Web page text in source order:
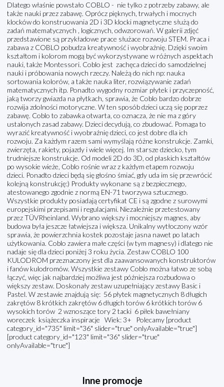
Dlatego właśnie powstało COBLO - nie tylko z potrzeby zabawy, ale
także nauki przez zabawę. Oprócz pięknych, trwałych i mocnych
klocków do konstruowania 2D i 3D klocki magnetyczne służą do
zadań matematycznych , logicznych, odwzorowań. W galerii zdjęć
przedstawione są przykładowe prace służace rozwoju STEM. Praca i
zabawa z COBLO pobudza kreatywność i wyobraźnię. Dzięki swoim
kształtom i kolorom mogą być wykorzystywane w różnych aspektach
nauki, także Montessori. Coblo jest zachęca dzieci do samodzielnej
nauki i próbowania nowych rzeczy. Należą do nich np: nauka
sortowania kolorów, a także nauka liter, rozwiązywanie zadań
matematycznych itp. Ponadto wygodny rozmiar płytek i przyczepność,
jaką tworzy gwiazda na płytkach, sprawia, że Coblo bardzo dobrze
rozwija zdolności motoryczne. W ten sposób dzieci uczą się poprzez
zabawę. Coblo to zabawka otwarta, co oznacza, że nie ma z góry
ustalonych zasad zabawy. Dzieci decydują, co zbudować. Pomaga to
wyrazić kreatywność i wyobraźnię dzieci, co jest dobre dla ich
rozwoju. Za każdym razem sami wymyślają różne konstrukcje. Zamki,
zwierzęta, rakiety, pojazdy i wiele więcej. Im starsze dziecko, tym
trudniejsze konstrukcje. Od modeli 2D do 3D, od płaskich kształtów
po wysokie wieże, Coblo rośnie wraz z każdym etapem rozwoju
dzieci. Ponadto dzieci będą się głośno śmiać, gdy uda im się przewrócić
kolejną konstrukcję:) Produkty wykonane są z bezpiecznego,
atestowanego zgodnie z normą EN-71 tworzywa sztucznego.
Wszystkie produkty posiadają certyfikat CE i są zgodne z surowymi
europejskimi przepisami i regulacjami. Niezależnie przetestowany
przez TÜVRheinland. Wybrano większy i mocniejszy magnes, aby
budowa była jeszcze łatwiejsza i większa. Unikalny wytłoczony wzór
sprawia, że powierzchnia kostek pozostaje jasna nawet po latach
użytkowania. Coblo zawiera małe części (w tym magnesy) i dlatego nie
nadaje się dla dzieci poniżej 3 roku życia. Zestaw COBLO 100
KULODROM przeznaczony jest dla zaawansowanych konstruktorów
i fanów kulodromów. Wszystkie zestawy Coblo można łatwo ze sobą
łączyć, więc jak najbardziej możliwa jest późniejsza rozbudowa o
większy zestaw. Doskonały zestaw uzupełniający zestawy Basic i
Pastel. W zestawie znajdują się: 56 płytek magnetycznych 8 długich
zakrętów 8 krótkich zakrętów 6 długich torów 6 krótkich torów 6
wysokich torów 2 wznoszące tory 2 tacki 6 piłek bawełniany
woreczek książeczka inspiracje Wiek: 3+ Polecamy [product
category_id="735" limit="36" slider="true" onlyAvailable="true"]
[product category_id="123" limit="36" slider="true"
onlyAvailable="true"]
Inne promocje